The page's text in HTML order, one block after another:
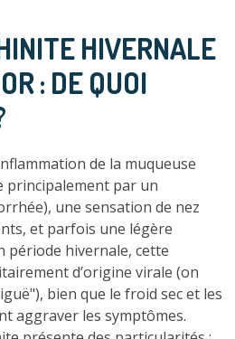
HIVERNALE
: DE QUOI
de la muqueuse
principalement par un
une sensation de nez
et parfois une légère
période hivernale, cette
d’origine virale (on
bien que le froid sec et les
aggraver les symptômes.